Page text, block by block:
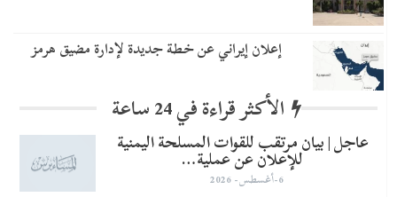
إعلان إيراني عن خطة جديدة لإدارة مضيق هرمز
الأكثر قراءة في 24 ساعة
عاجل | بيان مرتقب للقوات المسلحة اليمنية
للإعلان عن عملية…
6-أغسطس- 2026